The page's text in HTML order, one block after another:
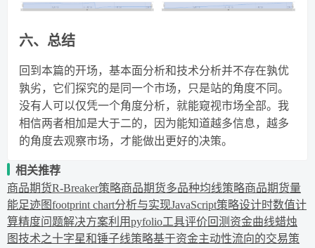
六、总结
回到本篇的开场，基本面分析和技术分析并不存在孰优
孰劣，它们探究的是同一个市场，只是站的角度不同。
没有人可以仅凭一个角度分析，就能窥视市场全部。我
相信两者相加是大于二的，因为能知道越多信息，越多
的角度去观察市场，才能做出更好的决策。
相关推荐
商品期货R-Breaker策略商品期货多品种均线策略商品期货量
能足迹图footprint chart分析与实现JavaScript策略设计时数值计
算精度问题解决方案利用pyfolio工具评价回测资金曲线蜡烛
图技术之十字星和锤子线策略基于资金主动性流向的交易策